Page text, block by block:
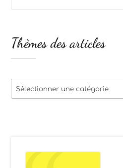
Thèmes des articles
Thèmes
des